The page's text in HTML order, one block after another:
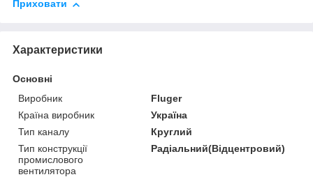
Приховати
Характеристики
Основні
Виробник
Fluger
Країна виробник
Україна
Тип каналу
Круглий
Тип конструкції
промислового
вентилятора
Радіальний(Відцентровий)